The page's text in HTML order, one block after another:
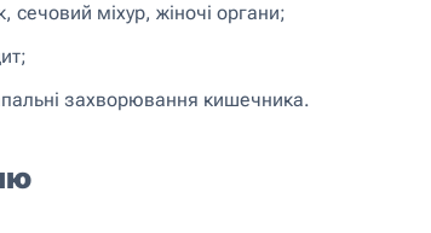
міхур, жіночі органи;
захворювання кишечника.